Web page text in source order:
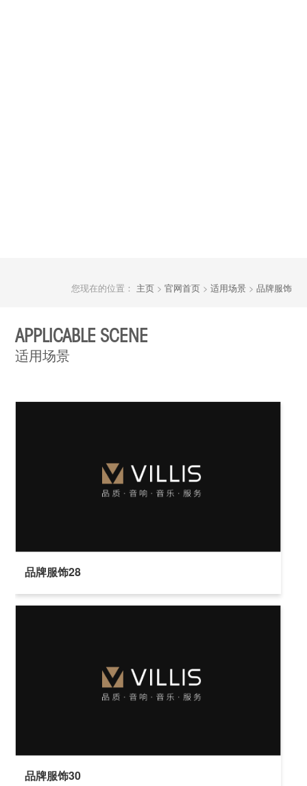
您现在的位置： 主页> 官网首页> 适用场景> 品牌服饰
APPLICABLE SCENE
适用场景
品牌服饰28
品牌服饰30